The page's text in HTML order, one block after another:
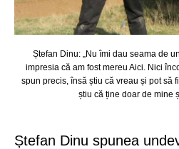
Ștefan Dinu: „Nu îmi dau seama de
impresia că am fost mereu Aici. Nici
spun precis, însă știu că vreau și pot să
știu că ține doar de mine
Ștefan Dinu spunea